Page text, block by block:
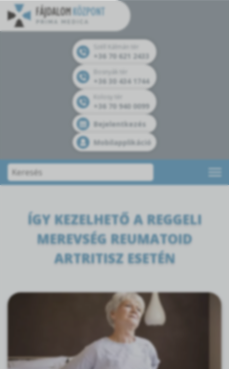
+36 70 621 2433
+36 30 434 1744
+36 70 940 0099
Bejelentkezés
Mobilapplikáció
ÍGY KEZELHETŐ A REGGELI
MEREVSÉG REUMATOID
ARTRITISZ ESETÉN